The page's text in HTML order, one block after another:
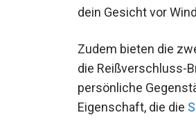
dein Gesicht vor
Zudem bieten die
wie die
für persönliche
Eigenschaft, die die